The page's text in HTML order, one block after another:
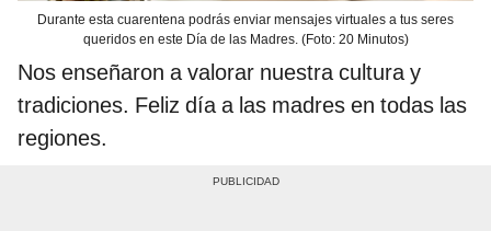
Durante esta cuarentena podrás enviar mensajes virtuales a tus seres
queridos en este Día de las Madres. (Foto: 20 Minutos)
Nos enseñaron a valorar nuestra cultura y
tradiciones. Feliz día a las madres en todas las
regiones.